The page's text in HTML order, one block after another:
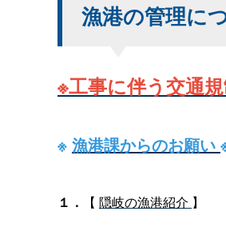
漁港の管理に
※工事に伴う交通
※ 漁港課からのお願い
１． 【 隠岐の漁港紹介 】